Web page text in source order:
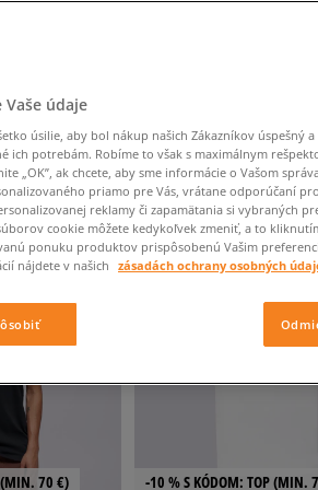
Havaianas
Klobúky
Čiapky
Rukavice
Starostlivosť o obuv
VÝSLEDKOV NA STRÁNKE 60
(MIN. 70 €)
NEW
-10 % S KÓDOM: TOP (MIN.
Vaše údaje
úsilie, aby bol nákup našich Zákazníkov úspešný
ich potrebám. Robíme to však s maximálnym
„OK”, ak chcete, aby sme informácie o Vašom
priamo pre Vás, vrátane odporúčaní
reklamy či zapamätania si vybraných
cookie môžete kedykoľvek zmeniť, a to
ponuku produktov prispôsobenú Vašim
nájdete v našich zásadách ochrany osobných